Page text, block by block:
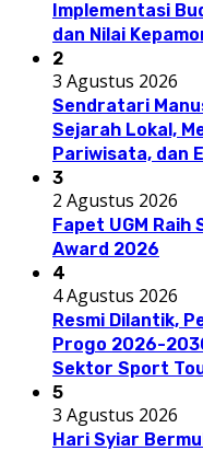
Implementasi
dan Nilai
2
3 Agustus 2026
Sendratari
Sejarah Lokal,
Pariwisata, dan
3
2 Agustus 2026
Fapet UGM Raih
Award 2026
4
4 Agustus 2026
Resmi Dilantik,
Progo 2026-
Sektor Sport
5
3 Agustus 2026
Hari Syiar